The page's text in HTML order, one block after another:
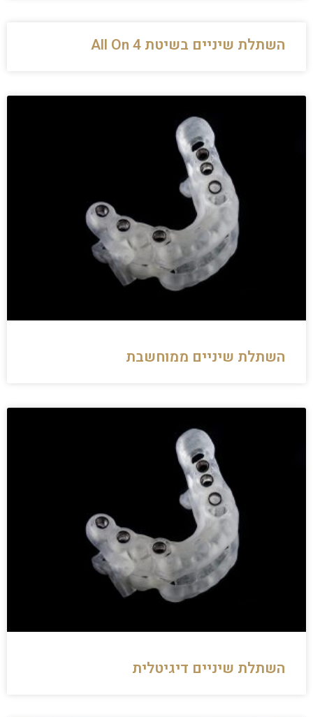
השתלת שיניים בשיטת All On 4
השתלת שיניים ממוחשבת
השתלת שיניים דיגיטלית